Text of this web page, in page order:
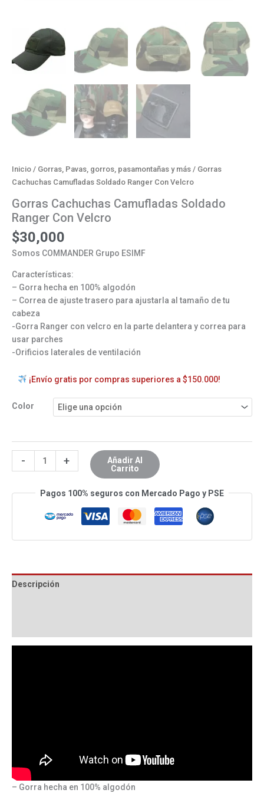
Inicio / Gorras, Pavas, gorros, pasamontañas y más / Gorras
Cachuchas Camufladas Soldado Ranger Con Velcro
Gorras Cachuchas Camufladas Soldado
Ranger Con Velcro
$30,000
Somos COMMANDER Grupo ESIMF
Características:
– Gorra hecha en 100% algodón
– Correa de ajuste trasero para ajustarla al tamaño de tu
cabeza
-Gorra Ranger con velcro en la parte delantera y correa para
usar parches
-Orificios laterales de ventilación
¡Envío gratis por compras superiores a $150.000!
Color
- +
Añadir Al
Carrito
Pagos 100% seguros con Mercado Pago y PSE
Descripción
– Gorra hecha en 100% algodón